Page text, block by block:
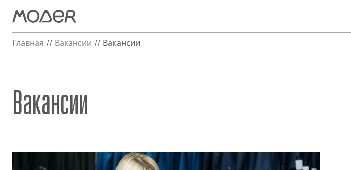
Главная Вакансии Вакансии
Вакансии